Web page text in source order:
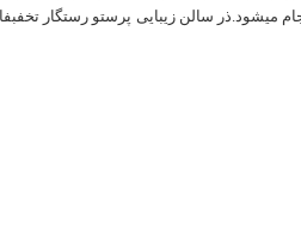
میشود.ذر سالن زیبایی پرستو رستگار